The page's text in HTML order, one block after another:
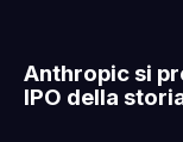
Anthropic si
IPO della